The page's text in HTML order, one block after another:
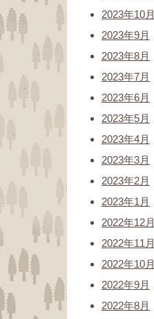
2023年10月
2023年9月
2023年8月
2023年7月
2023年6月
2023年5月
2023年4月
2023年3月
2023年2月
2023年1月
2022年12月
2022年11月
2022年10月
2022年9月
2022年8月